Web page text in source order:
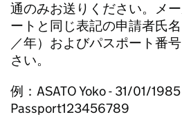
通のみお送りください。メ
ートと同じ表記の申請者氏
／年）およびパスポート番
さい。
例：ASATO Yoko - 31/01/
Passport123456789